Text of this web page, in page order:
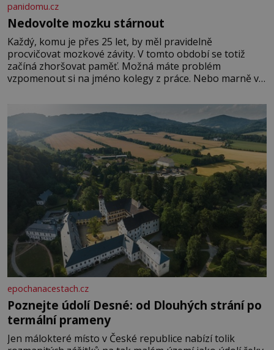
panidomu.cz
Nedovolte mozku stárnout
Každý, komu je přes 25 let, by měl pravidelně
procvičovat mozkové závity. V tomto období se totiž
začíná zhoršovat paměť. Možná máte problém
vzpomenout si na jméno kolegy z práce. Nebo marně v
Je to opravdu tak, s věkem jako kdyby se paměť
rozhodla stávkovat. Cvičte
epochanacestach.cz
Poznejte údolí Desné: od Dlouhých strání po
termální prameny
Jen málokteré místo v České republice nabízí tolik